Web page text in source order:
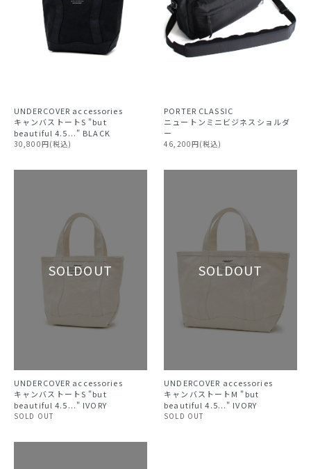
UNDERCOVER accessories
キャンバストートS "but
beautiful 4.5..." BLACK
30,800円(税込)
PORTER CLASSIC
ニュートンミニビジネスショルダ
ー
46,200円(税込)
UNDERCOVER accessories
キャンバストートS "but
beautiful 4.5..." IVORY
SOLD OUT
UNDERCOVER accessories
キャンバストートM "but
beautiful 4.5..." IVORY
SOLD OUT